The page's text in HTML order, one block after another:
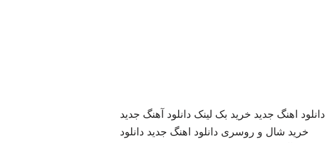
دانلود اهنگ جدید خرید بک لینک دانلود آهنگ جدید
خرید شال و روسری دانلود اهنگ جدید دانلود